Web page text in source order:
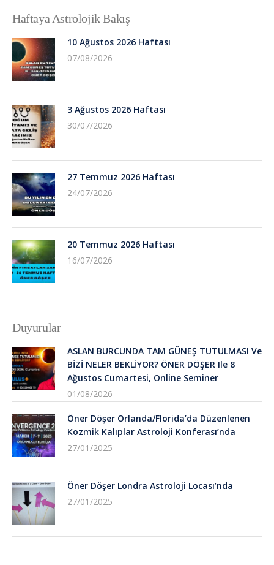
Haftaya Astrolojik Bakış
10 Ağustos 2026 Haftası
07/08/2026
3 Ağustos 2026 Haftası
30/07/2026
27 Temmuz 2026 Haftası
24/07/2026
20 Temmuz 2026 Haftası
16/07/2026
Duyurular
ASLAN BURCUNDA TAM GÜNEŞ TUTULMASI Ve
BİZİ NELER BEKLİYOR? ÖNER DÖŞER Ile 8
Ağustos Cumartesi, Online Seminer
01/08/2026
Öner Döşer Orlanda/Florida’da Düzenlenen
Kozmik Kalıplar Astroloji Konferası’nda
27/01/2025
Öner Döşer Londra Astroloji Locası’nda
27/01/2025